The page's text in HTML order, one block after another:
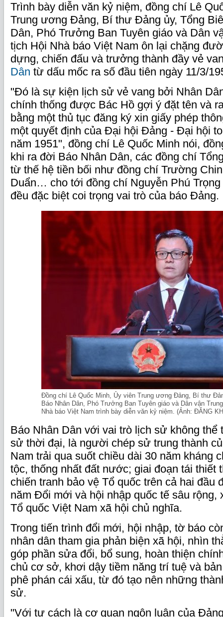
Trình bày diễn văn kỷ niệm, đồng chí Lê
Trung ương Đảng, Bí thư Đảng ủy, Tổng
Dân, Phó Trưởng Ban Tuyên giáo và Dân
tịch Hội Nhà báo Việt Nam ôn lại chặng
dựng, chiến đấu và trưởng thành đầy vẻ
Dân từ dấu mốc ra số đầu tiên ngày 11/3/
"Đó là sự kiện lịch sử vẻ vang bởi Nhân
chính thống được Bác Hồ gợi ý đặt tên và
bằng một thủ tục đăng ký xin giấy phép
một quyết định của Đại hội Đảng - Đại hội
năm 1951", đồng chí Lê Quốc Minh nói,
khi ra đời Báo Nhân Dân, các đồng chí
từ thế hệ tiền bối như đồng chí Trường
Duẩn… cho tới đồng chí Nguyễn Phú
đều đặc biệt coi trọng vai trò của báo Đảng.
Đồng chí Lê Quốc Minh, Ủy viên Trung ương Đảng, Bí thư
Báo Nhân Dân, Phó Trưởng Ban Tuyên giáo và Dân vận
Nhà báo Việt Nam trình bày diễn văn kỷ niệm. (Ảnh: ĐĂNG
Báo Nhân Dân với vai trò lịch sử không thể
sử thời đại, là người chép sử trung thành
Nam trải qua suốt chiều dài 30 năm kháng
tộc, thống nhất đất nước; giai đoạn tái thiết
chiến tranh bảo vệ Tổ quốc trên cả hai đầu
năm Đổi mới và hội nhập quốc tế sâu rộng,
Tổ quốc Việt Nam xã hội chủ nghĩa.
Trong tiến trình đổi mới, hội nhập, tờ báo
nhân dân tham gia phản biện xã hội, nhìn
góp phần sửa đổi, bổ sung, hoàn thiện
chủ cơ sở, khơi dậy tiềm năng trí tuệ và
phê phán cái xấu, từ đó tạo nên những
sử.
"Với tư cách là cơ quan ngôn luận của